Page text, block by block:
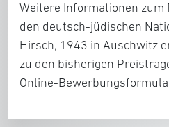
Weitere Informationen zum
den deutsch-jüdischen
Hirsch, 1943 in Auschwitz
zu den bisherigen
Online-